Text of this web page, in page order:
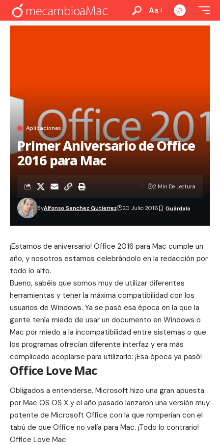
Aa
Aplicaciones
Primer Aniversario de Office
2016 para Mac
ByAlfonso Sanchez Gutierrez 20 Julio 2016
2 Min De Lectura
¡Estamos de aniversario! Office 2016 para Mac cumple un
año, y nosotros estamos celebrándolo en la redacción por
todo lo alto.
Bueno, sabéis que somos muy de utilizar diferentes
herramientas y tener la máxima compatibilidad con los
usuarios de Windows. Ya se pasó esa época en la que la
gente tenía miedo de usar un documento en Windows o
Mac por miedo a la incompatibilidad entre sistemas o que
los programas ofrecían diferente interfaz y era más
complicado acoplarse para utilizarlo: ¡Esa época ya pasó!
Office Love Mac
Obligados a entenderse, Microsoft hizo una gran apuesta
por Mac OS OS X y el año pasado lanzaron una versión muy
potente de Microsoft Office con la que romperían con el
tabú de que Office no valía para Mac. ¡Todo lo contrario!
Office Love Mac